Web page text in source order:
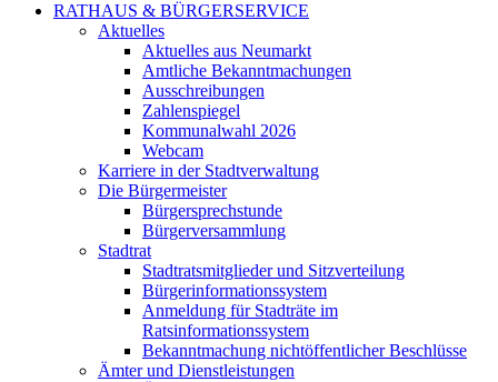
RATHAUS & BÜRGERSERVICE
Aktuelles
Aktuelles aus Neumarkt
Amtliche Bekanntmachungen
Ausschreibungen
Zahlenspiegel
Kommunalwahl 2026
Webcam
Karriere in der Stadtverwaltung
Die Bürgermeister
Bürgersprechstunde
Bürgerversammlung
Stadtrat
Stadtratsmitglieder und Sitzverteilung
Bürgerinformationssystem
Anmeldung für Stadträte im
Ratsinformationssystem
Bekanntmachung nichtöffentlicher Beschlüsse
Ämter und Dienstleistungen